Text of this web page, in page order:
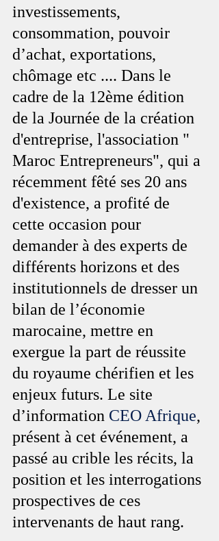
investissements,
consommation, pouvoir
d’achat, exportations,
chômage etc .... Dans le
cadre de la 12ème édition
de la Journée de la création
d'entreprise, l'association "
Maroc Entrepreneurs", qui a
récemment fêté ses 20 ans
d'existence, a profité de
cette occasion pour
demander à des experts de
différents horizons et des
institutionnels de dresser un
bilan de l’économie
marocaine, mettre en
exergue la part de réussite
du royaume chérifien et les
enjeux futurs. Le site
d’information CEO Afrique,
présent à cet événement, a
passé au crible les récits, la
position et les interrogations
prospectives de ces
intervenants de haut rang.